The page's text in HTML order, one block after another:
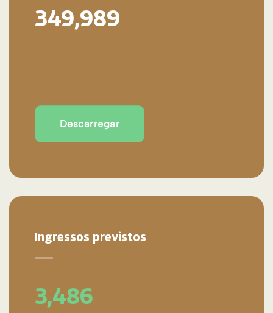
349,998
Descarregar
Ingressos previstos
3,498